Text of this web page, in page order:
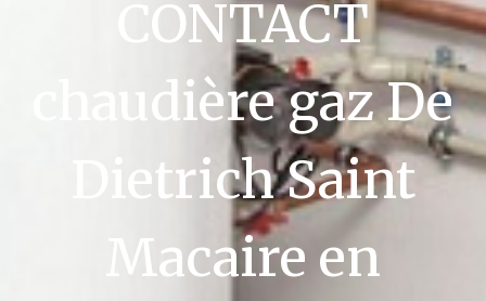
CONTACT
chaudière gaz De
Dietrich Saint
Macaire en